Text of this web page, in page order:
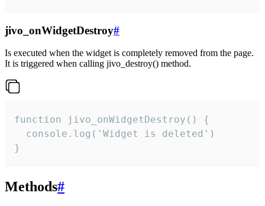
jivo_onWidgetDestroy#
Is executed when the widget is completely removed from the page.
It is triggered when calling jivo_destroy() method.
function jivo_onWidgetDestroy() {
  console.log('Widget is deleted')
}
Methods#